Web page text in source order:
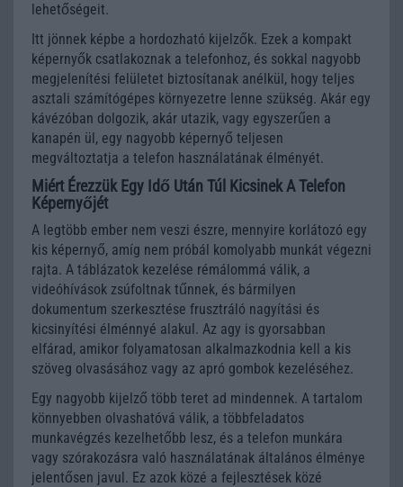
lehetőségeit.
Itt jönnek képbe a hordozható kijelzők. Ezek a kompakt
képernyők csatlakoznak a telefonhoz, és sokkal nagyobb
megjelenítési felületet biztosítanak anélkül, hogy teljes
asztali számítógépes környezetre lenne szükség. Akár egy
kávézóban dolgozik, akár utazik, vagy egyszerűen a
kanapén ül, egy nagyobb képernyő teljesen
megváltoztatja a telefon használatának élményét.
Miért Érezzük Egy Idő Után Túl Kicsinek A Telefon
Képernyőjét
A legtöbb ember nem veszi észre, mennyire korlátozó egy
kis képernyő, amíg nem próbál komolyabb munkát végezni
rajta. A táblázatok kezelése rémálommá válik, a
videóhívások zsúfoltnak tűnnek, és bármilyen
dokumentum szerkesztése frusztráló nagyítási és
kicsinyítési élménnyé alakul. Az agy is gyorsabban
elfárad, amikor folyamatosan alkalmazkodnia kell a kis
szöveg olvasásához vagy az apró gombok kezeléséhez.
Egy nagyobb kijelző több teret ad mindennek. A tartalom
könnyebben olvashatóvá válik, a többfeladatos
munkavégzés kezelhetőbb lesz, és a telefon munkára
vagy szórakozásra való használatának általános élménye
jelentősen javul. Ez azok közé a fejlesztések közé